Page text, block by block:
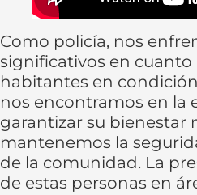
Como policía, nos
significativos en cuanto
habitantes en
nos encontramos en la
garantizar su bienestar
mantenemos la
de la comunidad. La
de estas personas en